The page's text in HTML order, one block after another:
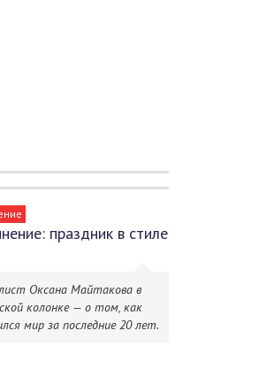
праздник в стиле
Оксана Майтакова в
колонке — о том, как
мир за последние 20 лет.